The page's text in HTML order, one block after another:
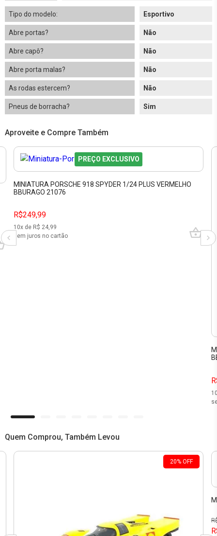
Tipo do modelo: Esportivo
Abre portas? Não
Abre capô? Não
Abre porta malas? Não
As rodas estercem? Não
Pneus de borracha? Sim
Aproveite e Compre Também
PREÇO EXCLUSIVO
MINIATURA PORSCHE 918 SPYDER 1/24 PLUS VERMELHO
BBURAGO 21076
R$249,99
10x de R$ 24,99
sem juros no cartão
Quem Comprou, Também Levou
20% OFF